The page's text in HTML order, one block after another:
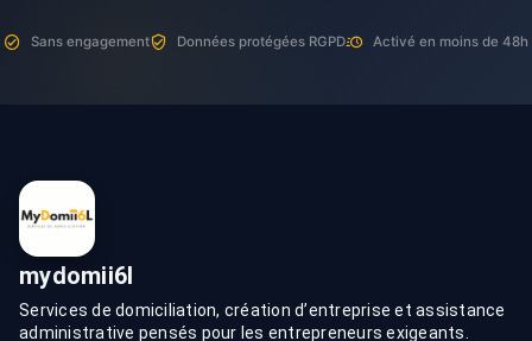
Sans engagement Données protégées RGPD Activé en moins de 48h
mydomii6l
Services de domiciliation, création d’entreprise et assistance
administrative pensés pour les entrepreneurs exigeants.